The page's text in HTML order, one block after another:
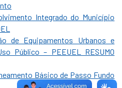
Integrado do Município
de Equipamentos Urbanos e
Público – PEEUEL RESUMO
Básico de Passo Fundo